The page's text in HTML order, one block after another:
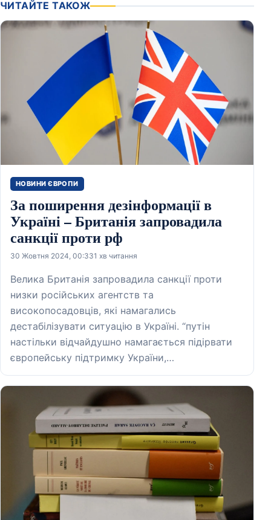
ЧИТАЙТЕ ТАКОЖ
НОВИНИ ЄВРОПИ
За поширення дезінформації в
Україні – Британія запровадила
санкції проти рф
30 Жовтня 2024, 00:331 хв читання
Велика Британія запровадила санкції проти
низки російських агентств та
високопосадовців, які намагались
дестабілізувати ситуацію в Україні. “путін
настільки відчайдушно намагається підірвати
європейську підтримку України,…